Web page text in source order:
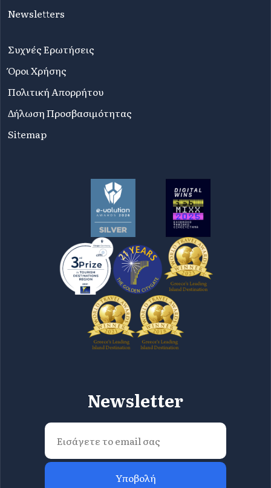
Newsletters
Συχνές Ερωτήσεις
Όροι Χρήσης
Πολιτική Απορρήτου
Δήλωση Προσβασιμότητας
Sitemap
Newsletter
Υποβολή